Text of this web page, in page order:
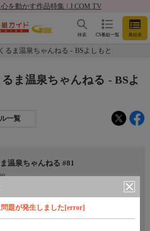
を動かす作品特集 | J:COM TV
CS番組一覧 番組表
検索
るま温泉ちゃんねる - BSよしもと
題が発生しました[error]
ま温泉ちゃんねる - BSよ
一覧
温泉ちゃんねる #81